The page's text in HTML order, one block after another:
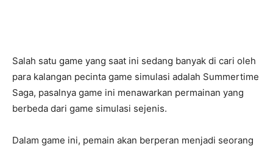
Salah satu game yang saat ini sedang banyak di cari oleh
para kalangan pecinta game simulasi adalah Summertime
Saga, pasalnya game ini menawarkan permainan yang
berbeda dari game simulasi sejenis.
Dalam game ini, pemain akan berperan menjadi seorang